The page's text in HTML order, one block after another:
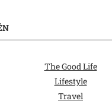
The Good Life
Lifestyle
Travel